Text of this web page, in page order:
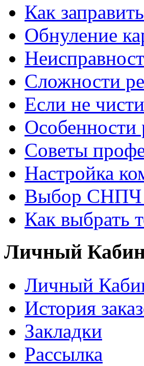
Как
Обнуление
Сложности
Если не
Особенности
Советы
Настройка
Выбор СНПЧ
Как выбрать
Личный
Личный
История
Закладки
Рассылка